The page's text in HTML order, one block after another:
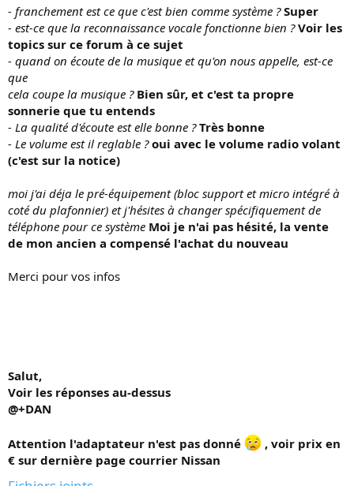
c
s
s
i
o
n
- franchement est ce que c'est bien comme système ?Super
- est-ce que la reconnaissance vocale fonctionne bien ? Voir les
topics sur ce forum à ce sujet
- quand on écoute de la musique et qu'on nous appelle, est-ce
que
cela coupe la musique ? Bien sûr, et c'est ta propre
sonnerie que tu entends
- La qualité d'écoute est elle bonne ? Très bonne
- Le volume est il reglable ? oui avec le volume radio volant
(c'est sur la notice)
moi j'ai déja le pré-équipement (bloc support et micro intégré à
coté du plafonnier) et j'hésites à changer spécifiquement de
téléphone pour ce système Moi je n'ai pas hésité, la vente
de mon ancien a compensé l'achat du nouveau
Merci pour vos infos
Salut,
Voir les réponses au-dessus
@+DAN
Attention l'adaptateur n'est pas donné
, voir prix en
€ sur dernière page courrier Nissan